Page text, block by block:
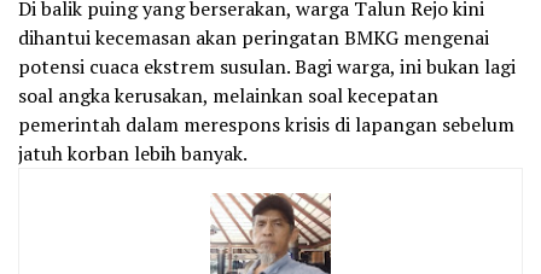
Di balik puing yang berserakan, warga Talun Rejo kini
dihantui kecemasan akan peringatan BMKG mengenai
potensi cuaca ekstrem susulan. Bagi warga, ini bukan lagi
soal angka kerusakan, melainkan soal kecepatan
pemerintah dalam merespons krisis di lapangan sebelum
jatuh korban lebih banyak.